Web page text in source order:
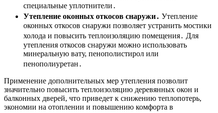
специальные уплотнители․
Утепление оконных откосов снаружи․ Утепление
оконных откосов снаружи позволяет устранить мостики
холода и повысить теплоизоляцию помещения․ Для
утепления откосов снаружи можно использовать
минеральную вату, пенополистирол или
пенополиуретан․
Применение дополнительных мер утепления позволит
значительно повысить теплоизоляцию деревянных окон и
балконных дверей, что приведет к снижению теплопотерь,
экономии на отоплении и повышению комфорта в